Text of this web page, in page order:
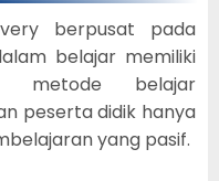
berpusat pada
belajar memiliki
metode belajar
peserta didik hanya
yang pasif.